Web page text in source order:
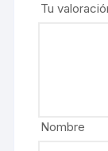
Tu
Nombre